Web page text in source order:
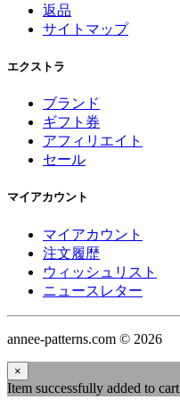
返品
サイトマップ
エクストラ
ブランド
ギフト券
アフィリエイト
セール
マイアカウント
マイアカウント
注文履歴
ウィッシュリスト
ニュースレター
annee-patterns.com © 2026
×
Item successfully added to cart